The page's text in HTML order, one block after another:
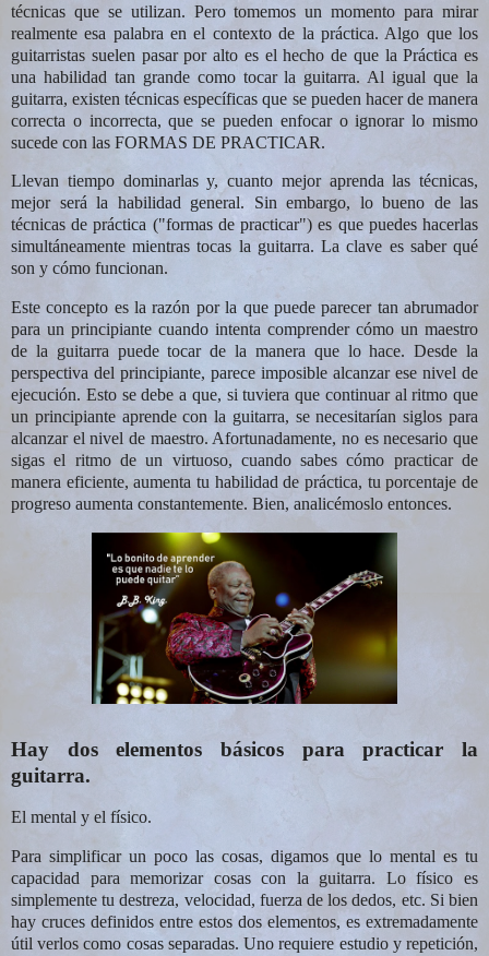
técnicas que se utilizan. Pero tomemos un momento para mirar
realmente esa palabra en el contexto de la práctica. Algo que los
guitarristas suelen pasar por alto es el hecho de que la Práctica es
una habilidad tan grande como tocar la guitarra. Al igual que la
guitarra, existen técnicas específicas que se pueden hacer de manera
correcta o incorrecta, que se pueden enfocar o ignorar lo mismo
sucede con las FORMAS DE PRACTICAR.
Llevan tiempo dominarlas y, cuanto mejor aprenda las técnicas,
mejor será la habilidad general. Sin embargo, lo bueno de las
técnicas de práctica ("formas de practicar") es que puedes hacerlas
simultáneamente mientras tocas la guitarra. La clave es saber qué
son y cómo funcionan.
Este concepto es la razón por la que puede parecer tan abrumador
para un principiante cuando intenta comprender cómo un maestro
de la guitarra puede tocar de la manera que lo hace. Desde la
perspectiva del principiante, parece imposible alcanzar ese nivel de
ejecución. Esto se debe a que, si tuviera que continuar al ritmo que
un principiante aprende con la guitarra, se necesitarían siglos para
alcanzar el nivel de maestro. Afortunadamente, no es necesario que
sigas el ritmo de un virtuoso, cuando sabes cómo practicar de
manera eficiente, aumenta tu habilidad de práctica, tu porcentaje de
progreso aumenta constantemente. Bien, analicémoslo entonces.
Hay dos elementos básicos para practicar la
guitarra.
El mental y el físico.
Para simplificar un poco las cosas, digamos que lo mental es tu
capacidad para memorizar cosas con la guitarra. Lo físico es
simplemente tu destreza, velocidad, fuerza de los dedos, etc. Si bien
hay cruces definidos entre estos dos elementos, es extremadamente
útil verlos como cosas separadas. Uno requiere estudio y repetición,